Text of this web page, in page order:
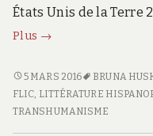
États Unis de la Terre
Plus Des
sous
la
pluie
Bruna
→
<SPAN
CLASS="ENTRY-
TITLE-
5 MARS 2016 BRUNA
FLIC LITTÉRATURE
TRANSHUMANISME